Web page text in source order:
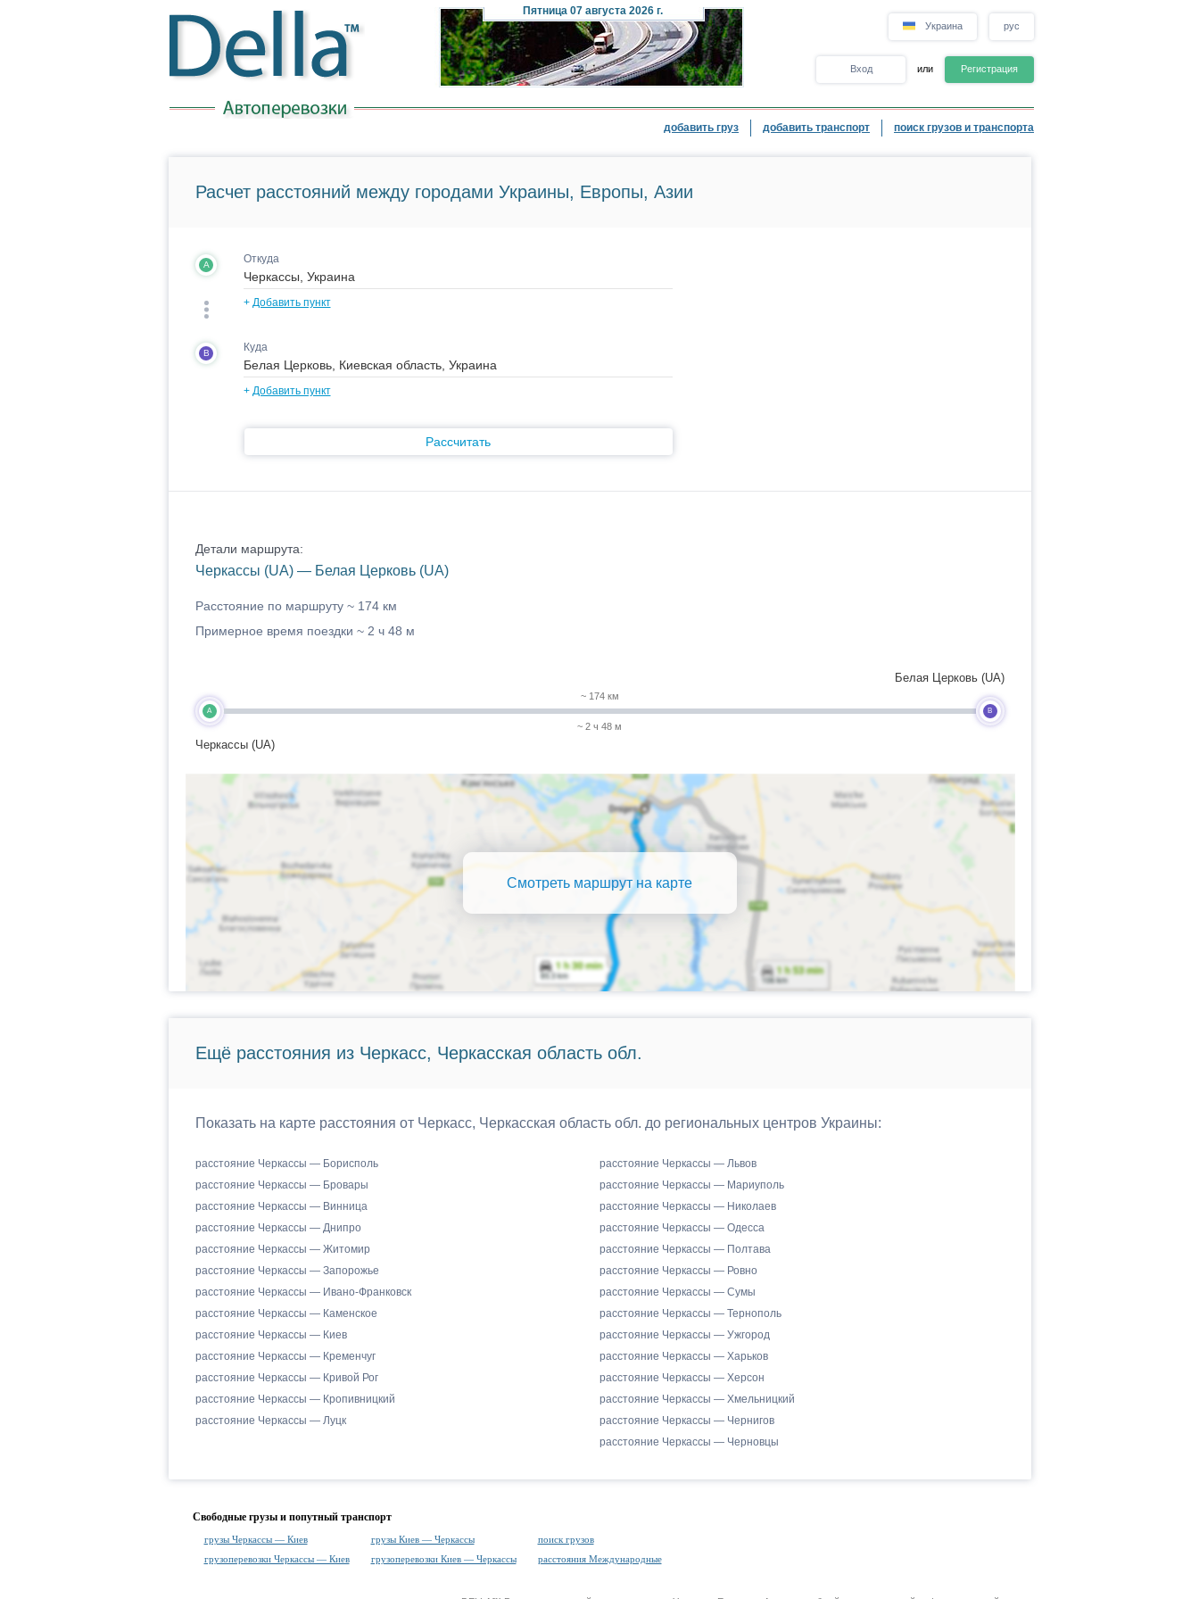
Пятница07 августа 2026 г.
Украина рус
Вход или Регистрация
добавить груз добавить транспорт поиск грузов и транспорта
Расчет расстояний между городами Украины, Европы, Азии
A Откуда
+ Добавить пункт
B Куда
+ Добавить пункт
Рассчитать
Детали маршрута:
Черкассы (UA) — Белая Церковь (UA)
Расстояние по маршруту ~ 174 км
Примерное время поездки ~ 2 ч 48 м
A
Черкассы (UA)
~ 174 км
~ 2 ч 48 м
B
Белая Церковь (UA)
Смотреть маршрут на карте
Ещё расстояния из Черкасс, Черкасская область обл.
Показать на карте расстояния от Черкасс, Черкасская область обл. до региональных центров Украины:
расстояние Черкассы — Борисполь
расстояние Черкассы — Бровары
расстояние Черкассы — Винница
расстояние Черкассы — Днипро
расстояние Черкассы — Житомир
расстояние Черкассы — Запорожье
расстояние Черкассы — Ивано-Франковск
расстояние Черкассы — Каменское
расстояние Черкассы — Киев
расстояние Черкассы — Кременчуг
расстояние Черкассы — Кривой Рог
расстояние Черкассы — Кропивницкий
расстояние Черкассы — Луцк
расстояние Черкассы — Львов
расстояние Черкассы — Мариуполь
расстояние Черкассы — Николаев
расстояние Черкассы — Одесса
расстояние Черкассы — Полтава
расстояние Черкассы — Ровно
расстояние Черкассы — Сумы
расстояние Черкассы — Тернополь
расстояние Черкассы — Ужгород
расстояние Черкассы — Харьков
расстояние Черкассы — Херсон
расстояние Черкассы — Хмельницкий
расстояние Черкассы — Чернигов
расстояние Черкассы — Черновцы
Свободные грузы и попутный транспорт
грузы Черкассы — Киев грузы Киев — Черкассы
поиск грузов
грузоперевозки Черкассы — Киев
грузоперевозки Киев — Черкассы расстояния Международные